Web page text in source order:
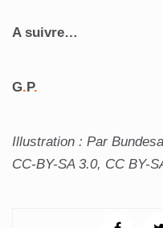
A suivre…
G.P.
Illustration : Par
CC-BY-SA 3.0, CC BY-